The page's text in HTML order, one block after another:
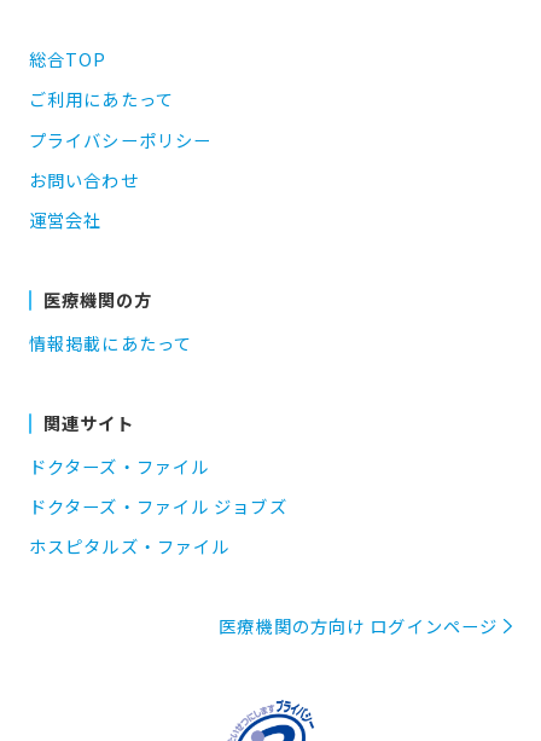
総合TOP
ご利用にあたって
プライバシーポリシー
お問い合わせ
運営会社
医療機関の方
情報掲載にあたって
関連サイト
ドクターズ・ファイル
ドクターズ・ファイル ジョブズ
ホスピタルズ・ファイル
医療機関の方向け ログインページ